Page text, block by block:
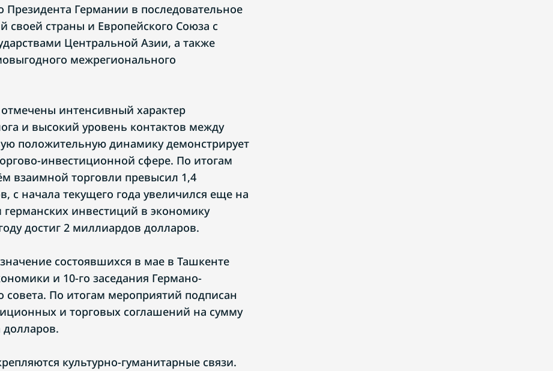
Президента Германии в последовательное
своей страны и Европейского Союза с
Центральной Азии, а также
межрегионального
интенсивный характер
и высокий уровень контактов между
положительную динамику демонстрирует
инвестиционной сфере. По итогам
взаимной торговли превысил 1,4
с начала текущего года увеличился еще на
инвестиций в экономику
достиг 2 миллиардов долларов.
состоявшихся в мае в Ташкенте
и 10-го заседания Германо-
совета. По итогам мероприятий подписан
и торговых соглашений на сумму
культурно-гуманитарные связи.